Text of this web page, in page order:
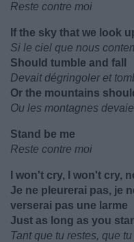
Reste contre moi
If the sky that we look
Si le ciel que nous
Should tumble and fall
Devait dégringoler et
Or the mountains
Ou les montagnes
Stand be me
Reste contre moi
I won't cry, I won't cry,
Je ne pleurerai pas, je
verserai pas une larme
Just as long as you
Tant que tu restes, que